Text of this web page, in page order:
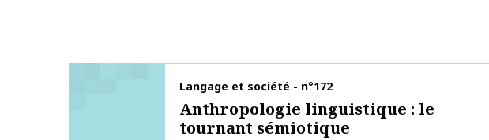
Publication name
Langage et société - n°172
Anthropologie linguistique : le
tournant sémiotique